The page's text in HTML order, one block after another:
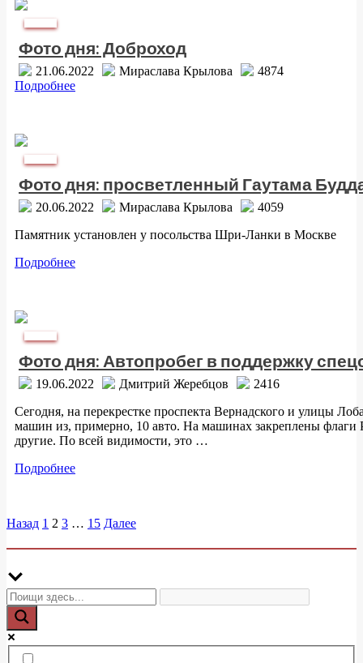
Фото дня: Доброход
21.06.2022 Мираслава Крылова
4874
Подробнее
Фото дня: просветленный Гаутама
20.06.2022 Мираслава Крылова
4059
Памятник установлен у посольства Шри-Ланки в Москве
Подробнее
Фото дня: Автопробег в поддержку
19.06.2022 Дмитрий Жеребцов
2416
Сегодня, на перекрестке проспекта Вернадского и улицы
машин из, примерно, 10 авто. На машинах закреплены
другие. По всей видимости, это …
Подробнее
Назад 1 2 3 … 15 Далее